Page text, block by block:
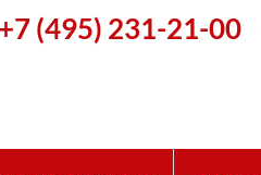
+7 (495) 231-21-00